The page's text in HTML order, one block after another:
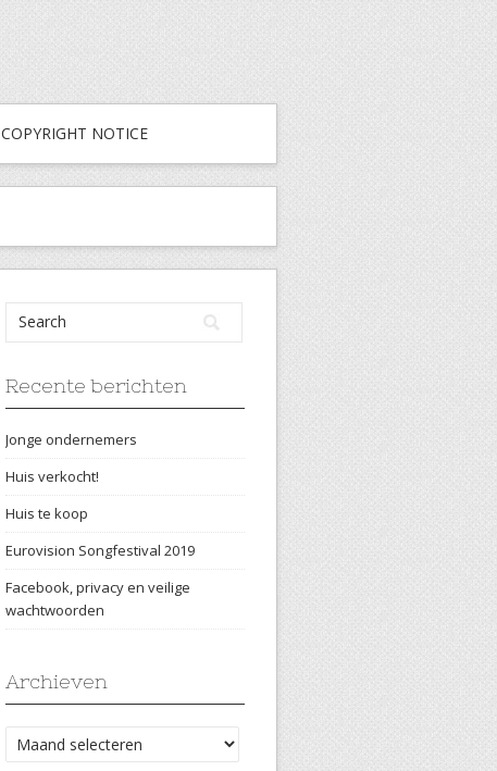
COPYRIGHT NOTICE
Recente berichten
Jonge ondernemers
Huis verkocht!
Huis te koop
Eurovision Songfestival 2019
Facebook, privacy en veilige
wachtwoorden
Archieven
Archieven